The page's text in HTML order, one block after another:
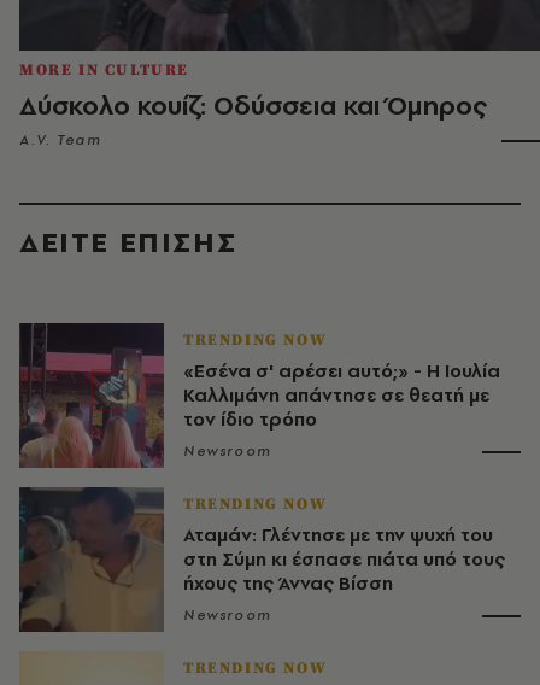
MORE IN CULTURE
Δύσκολο κουίζ: Οδύσσεια και Όμηρος
A.V. Team
ΔΕΙΤΕ ΕΠΙΣΗΣ
TRENDING NOW
«Εσένα σ' αρέσει αυτό;» - Η Ιουλία
Καλλιμάνη απάντησε σε θεατή με
τον ίδιο τρόπο
Newsroom
TRENDING NOW
Αταμάν: Γλέντησε με την ψυχή του
στη Σύμη κι έσπασε πιάτα υπό τους
ήχους της Άννας Βίσση
Newsroom
TRENDING NOW